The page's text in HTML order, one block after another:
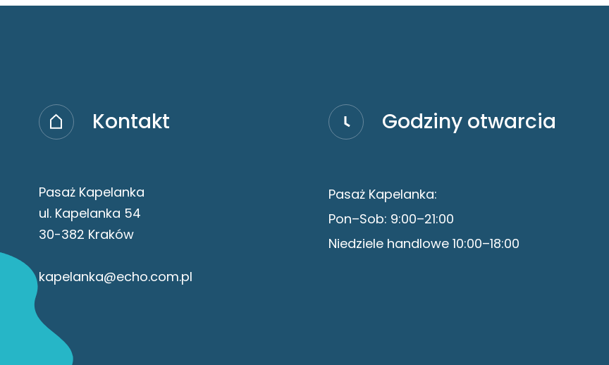
Kontakt
Pasaż Kapelanka
ul. Kapelanka 54
30-382 Kraków
kapelanka@echo.com.pl
Godziny otwarcia
Pasaż Kapelanka:
Pon–Sob: 9:00–21:00
Niedziele handlowe 10:00–18:00